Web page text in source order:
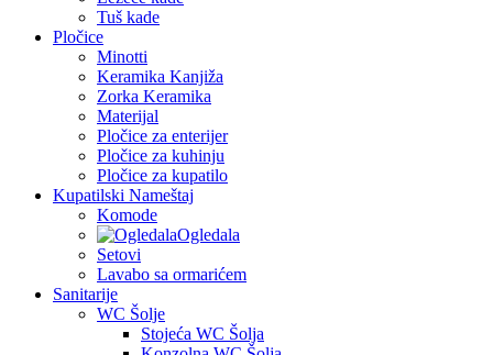
Tuš kade
Pločice
Minotti
Keramika Kanjiža
Zorka Keramika
Materijal
Pločice za enterijer
Pločice za kuhinju
Pločice za kupatilo
Kupatilski Nameštaj
Komode
Ogledala
Setovi
Lavabo sa ormarićem
Sanitarije
WC Šolje
Stojeća WC Šolja